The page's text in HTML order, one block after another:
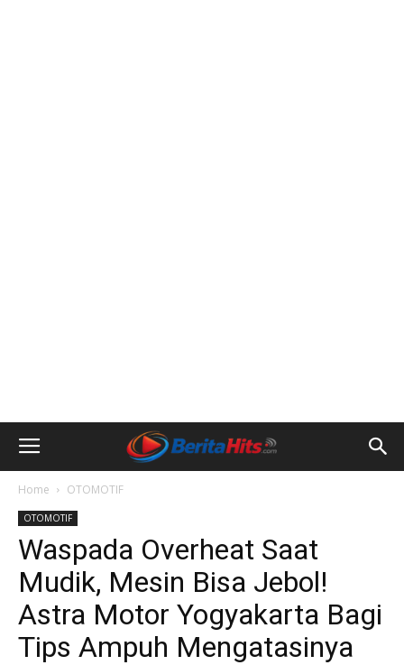
Home OTOMOTIF
OTOMOTIF
Waspada Overheat Saat
Mudik, Mesin Bisa Jebol!
Astra Motor Yogyakarta Bagi
Tips Ampuh Mengatasinya